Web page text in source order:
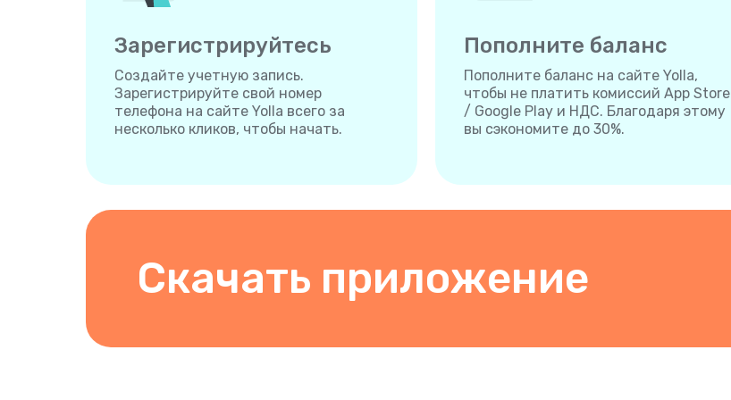
Зарегистрируйтесь
Создайте учетную запись.
Зарегистрируйте свой номер
телефона на сайте Yolla всего за
несколько кликов, чтобы начать.
Пополните баланс
Пополните баланс на сайте Yolla,
чтобы не платить комиссий App Store
/ Google Play и НДС. Благодаря этому
вы сэкономите до 30%.
Скачать приложение